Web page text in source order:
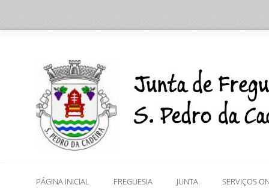
PÁGINA INICIAL FREGUESIA JUNTA SERVIÇOS